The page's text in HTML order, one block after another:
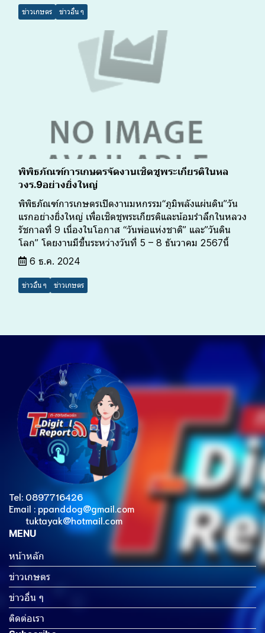
ข่าวเกษตร ข่าวอื่น ๆ
พิพิธภัณฑ์การเกษตรจัดงานเชิดชูพระเกียรติในหล
วงร.9อย่างยิ่งใหญ่
พิพิธภัณฑ์การเกษตรเปิดงานมหกรรม“ภูมิพลังแผ่นดิน”วัน
แรกอย่างยิ่งใหญ่ เพื่อเชิดชูพระเกียรติและน้อมรำลึกในหลวง
รัชกาลที่ 9 เนื่องในโอกาส “วันพ่อแห่งชาติ” และ”วันดิน
โลก” โดยงานมีขึ้นระหว่างวันที่ 5 – 8 ธันวาคม 2567นี้
6 ธ.ค. 2024
ข่าวอื่น ๆ ข่าวเกษตร
Tel: 0897716426
Email : ppanddog@gmail.com
tuktayak@hotmail.com
MENU
หน้าหลัก
ข่าวเกษตร
ข่าวอื่น ๆ
ติดต่อเรา